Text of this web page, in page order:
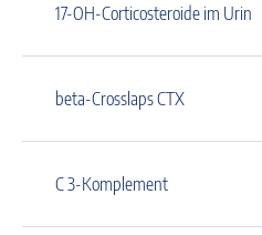
17-OH-Corticosteroide im Urin
beta-Crosslaps CTX
C 3-Komplement